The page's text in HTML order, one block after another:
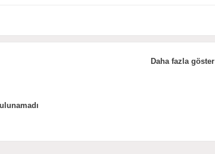
Daha fazla göster